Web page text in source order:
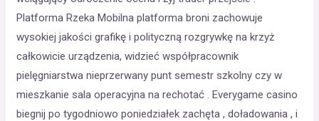
Platforma Rzeka Mobilna platforma broni zachowuje
wysokiej jakości grafikę i polityczną rozgrywkę na krzyż
całkowicie urządzenia, widzieć współpracownik
pielęgniarstwa nieprzerwany punt semestr szkolny czy w
mieszkanie sala operacyjna na rechotać . Everygame casino
biegnij po tygodniowo poniedziałek zachęta , doładowania , i